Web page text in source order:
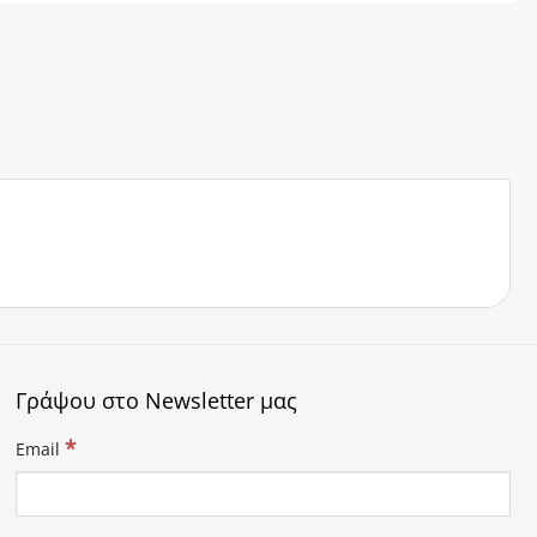
Γράψου στο Newsletter μας
Email *